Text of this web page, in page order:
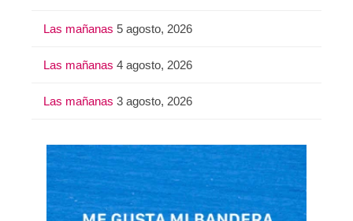
Las mañanas 5 agosto, 2026
Las mañanas 4 agosto, 2026
Las mañanas 3 agosto, 2026